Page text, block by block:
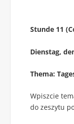
Stunde 11
Dienstag,
Thema:
Wpiszcie
do zeszytu